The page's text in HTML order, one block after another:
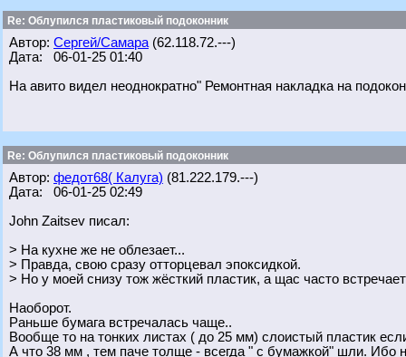
Re: Облупился пластиковый подоконник
Автор: Сергей/Самара (62.118.72.---)
Дата: 06-01-25 01:40
На авито видел неоднократно" Ремонтная накладка на
Re: Облупился пластиковый подоконник
Автор: федот68( Калуга) (81.222.179.---)
Дата: 06-01-25 02:49
John Zaitsev писал:
> На кухне же не облезает...
> Правда, свою сразу отторцевал эпоксидкой.
> Но у моей снизу тож жёсткий пластик, а щас часто
Наоборот.
Раньше бумага встречалась чаще..
Вообще то на тонких листах ( до 25 мм) слоистый пластик
А что 38 мм , тем паче толще - всегда " с бумажкой" шли. Ибо